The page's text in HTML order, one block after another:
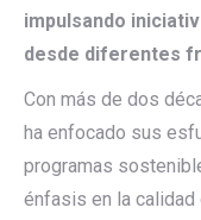
impulsando
desde diferentes
Con más de dos
ha enfocado sus
programas
énfasis en la calidad